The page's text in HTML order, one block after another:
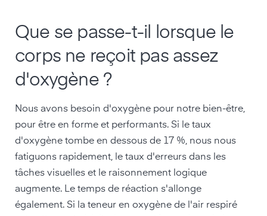
Que se passe-t-il lorsque le
corps ne reçoit pas assez
d'oxygène ?
Nous avons besoin d'oxygène pour notre bien-être,
pour être en forme et performants. Si le taux
d'oxygène tombe en dessous de 17 %, nous nous
fatiguons rapidement, le taux d'erreurs dans les
tâches visuelles et le raisonnement logique
augmente. Le temps de réaction s'allonge
également. Si la teneur en oxygène de l'air respiré